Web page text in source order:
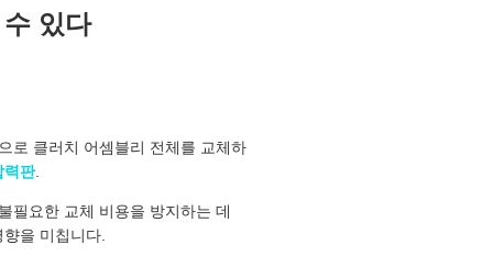
있다
로 클러치 어셈블리 전체를 교체하
력판.
필요한 교체 비용을 방지하는 데
을 미칩니다.